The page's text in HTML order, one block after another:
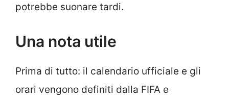
potrebbe suonare tardi.
Una nota utile
Prima di tutto: il calendario ufficiale e gli
orari vengono definiti dalla FIFA e